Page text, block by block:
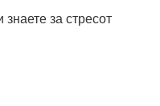
за стресот